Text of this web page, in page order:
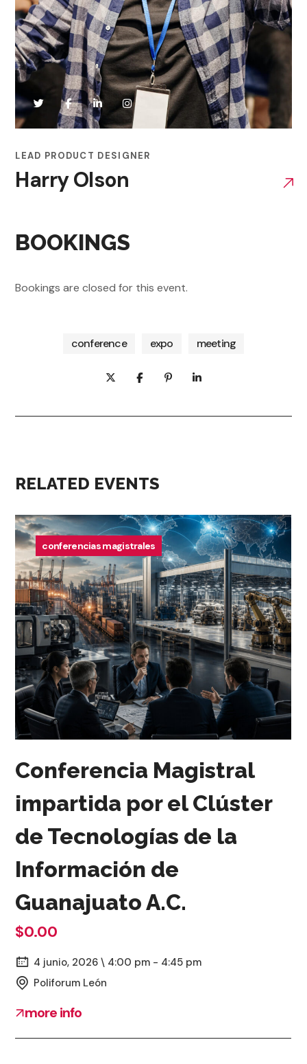
LEAD PRODUCT DESIGNER
Harry Olson
BOOKINGS
Bookings are closed for this event.
conference expo meeting
RELATED EVENTS
conferencias magistrales
Conferencia Magistral
impartida por el Clúster
de Tecnologías de la
Información de
Guanajuato A.C.
$0.00
4 junio, 2026 \ 4:00 pm - 4:45 pm
Poliforum León
more info